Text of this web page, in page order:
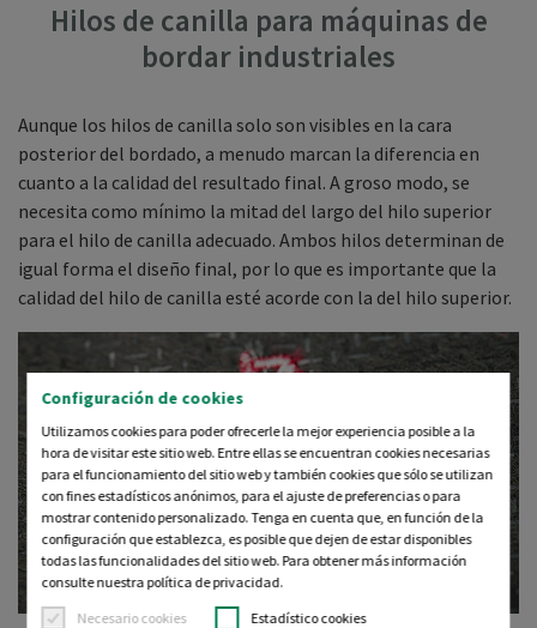
Configuración de cookies
Utilizamos cookies para poder ofrecerle la mejor experiencia posible a la
hora de visitar este sitio web. Entre ellas se encuentran cookies necesarias
para el funcionamiento del sitio web y también cookies que sólo se utilizan
con fines estadísticos anónimos, para el ajuste de preferencias o para
mostrar contenido personalizado. Tenga en cuenta que, en función de la
configuración que establezca, es posible que dejen de estar disponibles
todas las funcionalidades del sitio web. Para obtener más información
consulte nuestra política de privacidad.
Necesario cookies
Estadístico cookies
Hilos de canilla para máquinas de
bordar industriales
Aunque los hilos de canilla solo son visibles en la cara
posterior del bordado, a menudo marcan la diferencia en
cuanto a la calidad del resultado final. A groso modo, se
necesita como mínimo la mitad del largo del hilo superior
para el hilo de canilla adecuado. Ambos hilos determinan de
igual forma el diseño final, por lo que es importante que la
calidad del hilo de canilla esté acorde con la del hilo superior.